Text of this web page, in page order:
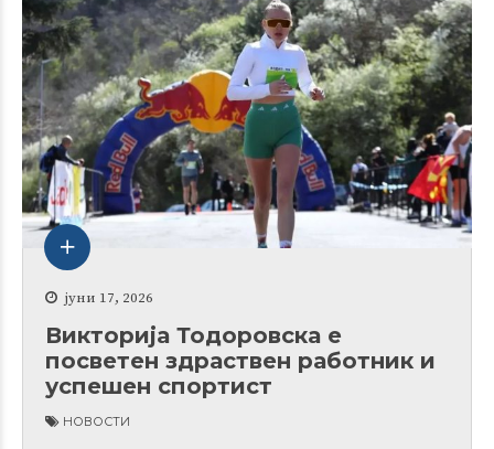
јуни 17, 2026
Викторија Тодоровска е
посветен здраствен работник и
успешен спортист
НОВОСТИ